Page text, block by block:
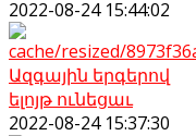
2022-08-24 15:44:02
Ազգային երգերով
ելոյթ ունեցաւ
2022-08-24 15:37:30